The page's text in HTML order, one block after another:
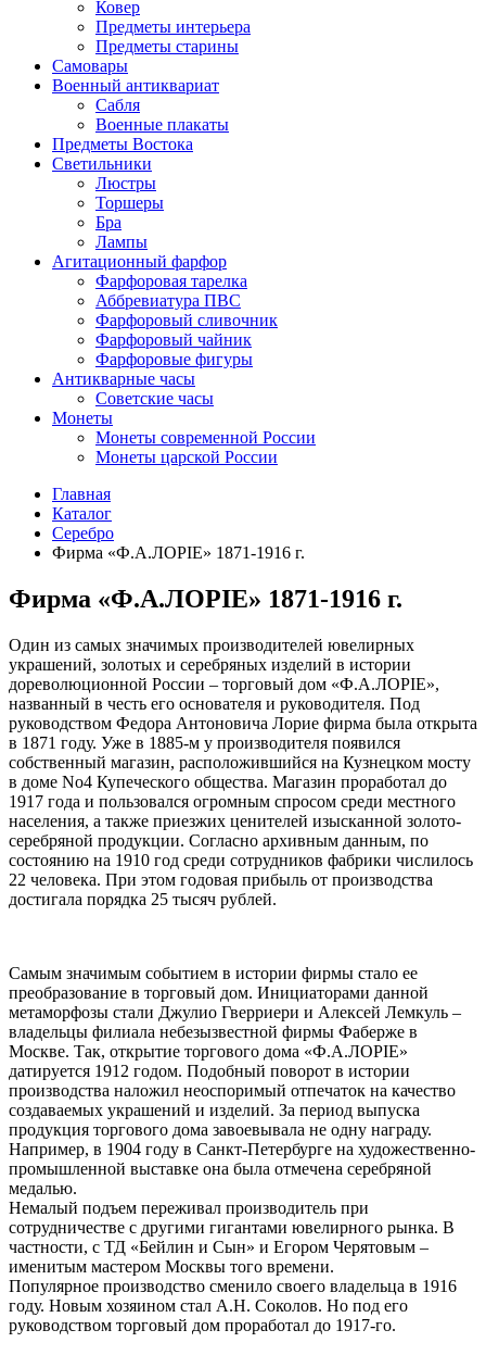
Ковер
Предметы интерьера
Предметы старины
Самовары
Военный антиквариат
Сабля
Военные плакаты
Предметы Востока
Светильники
Люстры
Торшеры
Бра
Лампы
Агитационный фарфор
Фарфоровая тарелка
Аббревиатура ПВС
Фарфоровый сливочник
Фарфоровый чайник
Фарфоровые фигуры
Антикварные часы
Советские часы
Монеты
Монеты современной России
Монеты царской России
Главная
Каталог
Серебро
Фирма «Ф.А.ЛОРIЕ» 1871-1916 г.
Фирма «Ф.А.ЛОРIЕ» 1871-1916 г.
Один из самых значимых производителей ювелирных
украшений, золотых и серебряных изделий в истории
дореволюционной России – торговый дом «Ф.А.ЛОРIЕ»,
названный в честь его основателя и руководителя. Под
руководством Федора Антоновича Лорие фирма была открыта
в 1871 году. Уже в 1885-м у производителя появился
собственный магазин, расположившийся на Кузнецком мосту
в доме No4 Купеческого общества. Магазин проработал до
1917 года и пользовался огромным спросом среди местного
населения, а также приезжих ценителей изысканной золото-
серебряной продукции. Согласно архивным данным, по
состоянию на 1910 год среди сотрудников фабрики числилось
22 человека. При этом годовая прибыль от производства
достигала порядка 25 тысяч рублей.
Самым значимым событием в истории фирмы стало ее
преобразование в торговый дом. Инициаторами данной
метаморфозы стали Джулио Гверриери и Алексей Лемкуль –
владельцы филиала небезызвестной фирмы Фаберже в
Москве. Так, открытие торгового дома «Ф.А.ЛОРIЕ»
датируется 1912 годом. Подобный поворот в истории
производства наложил неоспоримый отпечаток на качество
создаваемых украшений и изделий. За период выпуска
продукция торгового дома завоевывала не одну награду.
Например, в 1904 году в Санкт-Петербурге на художественно-
промышленной выставке она была отмечена серебряной
медалью.
Немалый подъем переживал производитель при
сотрудничестве с другими гигантами ювелирного рынка. В
частности, с ТД «Бейлин и Сын» и Егором Черятовым –
именитым мастером Москвы того времени.
Популярное производство сменило своего владельца в 1916
году. Новым хозяином стал А.Н. Соколов. Но под его
руководством торговый дом проработал до 1917-го.